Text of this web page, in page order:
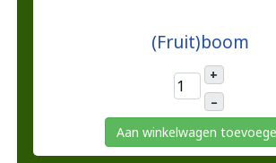
(Fruit)boom
+
–
Aan winkelwagen